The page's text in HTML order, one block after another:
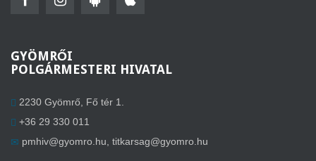
GYÖMRŐI
POLGÁRMESTERI HIVATAL
2230 Gyömrő, Fő tér 1.
+36 29 330 011
pmhiv@gyomro.hu, titkarsag@gyomro.hu